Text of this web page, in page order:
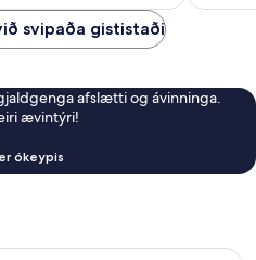
svipaða gististaði
afslætti og ávinninga.
ævintýri!
ókeypis